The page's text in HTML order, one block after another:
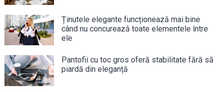
Ținutele elegante funcționează mai bine
când nu concurează toate elementele între
ele
Pantofii cu toc gros oferă stabilitate fără să
piardă din eleganță